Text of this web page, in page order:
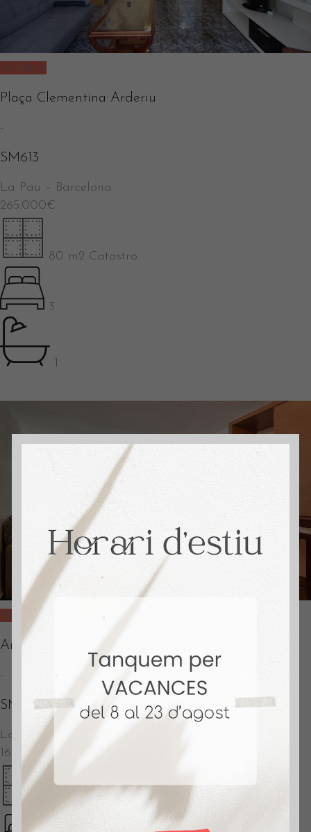
Vendido
Plaça Clementina Arderiu
-
SM613
La Pau – Barcelona
265.000€
80 m2 Catastro
3
1
Vendido
Andrade (La Pau)
-
SM556
La Pau
165.000€
60 m2